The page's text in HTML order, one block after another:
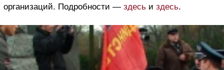
организаций. Подробности — здесь и здесь.